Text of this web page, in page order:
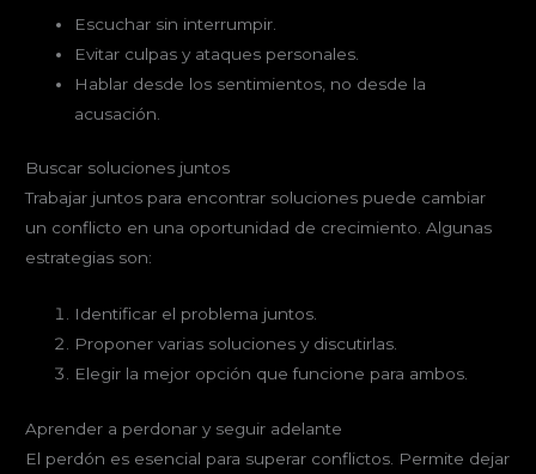
Escuchar sin interrumpir.
Evitar culpas y ataques personales.
Hablar desde los sentimientos, no desde la
acusación.
Buscar soluciones juntos
Trabajar juntos para encontrar soluciones puede cambiar
un conflicto en una oportunidad de crecimiento. Algunas
estrategias son:
Identificar el problema juntos.
Proponer varias soluciones y discutirlas.
Elegir la mejor opción que funcione para ambos.
Aprender a perdonar y seguir adelante
El perdón es esencial para superar conflictos. Permite dejar